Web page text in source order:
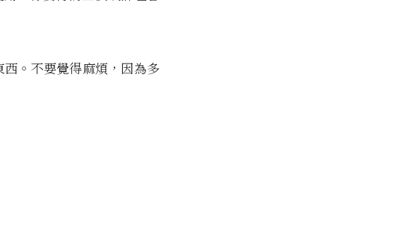
西。不要覺得麻煩，因為多